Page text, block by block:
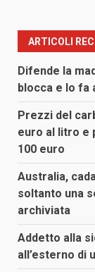
ARTICOLI
Difende la
blocca e lo fa
Prezzi del
euro al litro e
100 euro
Australia,
soltanto una
archiviata
Addetto alla
all’esterno di